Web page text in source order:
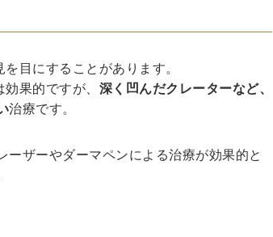
目にすることがあります。
果的ですが、 深く凹んだクレーターなど、
治療です。
ザーやダーマペンによる治療が効果的と